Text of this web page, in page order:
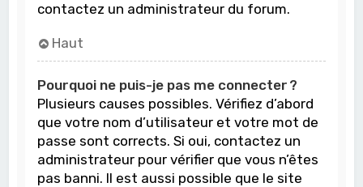
contactez un administrateur du forum.
Haut
Pourquoi ne puis-je pas me connecter ?
Plusieurs causes possibles. Vérifiez d’abord
que votre nom d’utilisateur et votre mot de
passe sont corrects. Si oui, contactez un
administrateur pour vérifier que vous n’êtes
pas banni. Il est aussi possible que le site